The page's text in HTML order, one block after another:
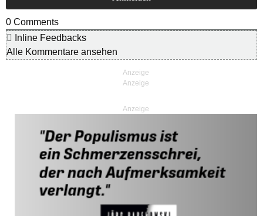
0 Comments
Inline Feedbacks
Alle Kommentare ansehen
Anzeige